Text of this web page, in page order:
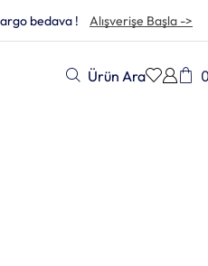
bedava ! Alışverişe Başla ->
Ürün Ara